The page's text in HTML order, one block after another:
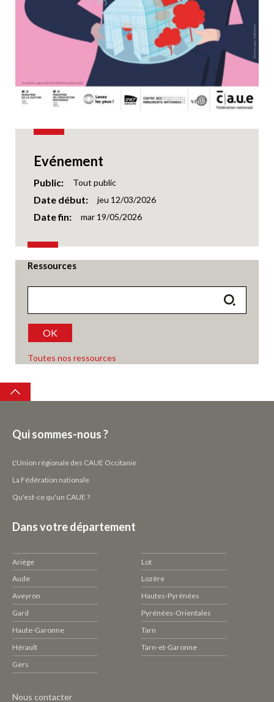
Evénement
Public Tout public
Date début jeu 12/03/2026
Date fin mar 19/05/2026
Ressources
OK
Toutes nos ressources
Top
Qui sommes-nous ?
L'Union régionale des CAUE Occitanie
La Fédération nationale
Qu'est-ce qu'un CAUE ?
Dans votre département
Ariège
Aude
Aveyron
Gard
Haute-Garonne
Hérault
Gers
Lot
Lozère
Hautes-Pyrénées
Pyrénées-Orientales
Tarn
Tarn-et-Garonne
Pied
Nous contacter